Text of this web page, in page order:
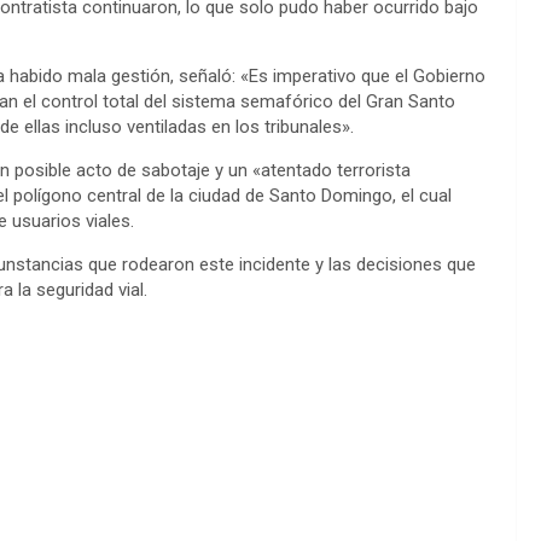
continuaron, lo que solo pudo haber ocurrido bajo
mala gestión, señaló: «Es imperativo que el Gobierno
el control total del sistema semafórico del Gran Santo
ellas incluso ventiladas en los tribunales».
posible acto de sabotaje y un «atentado terrorista
central de la ciudad de Santo Domingo, el cual
usuarios viales.
que rodearon este incidente y las decisiones que
la seguridad vial.